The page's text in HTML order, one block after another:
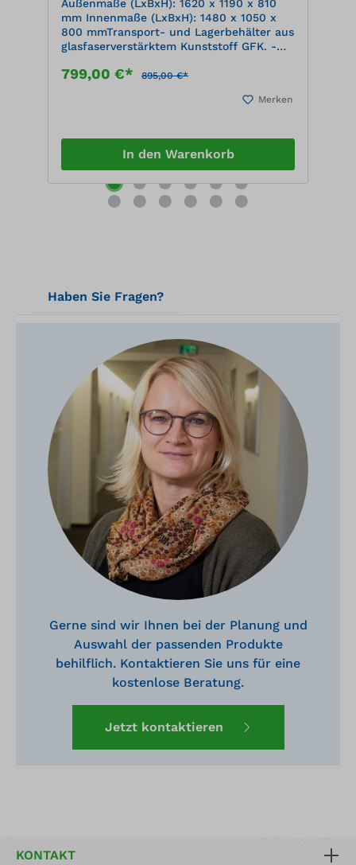
Außenmaße (LxBxH): 1620 x 1190 x 810
mm Innenmaße (LxBxH): 1480 x 1050 x
800 mmTransport- und Lagerbehälter aus
glasfaserverstärktem Kunststoff GFK. -
Griffrand - glatte Oberfläche - extrem
ineinander stapelbar - UV-beständig
799,00 €* 895,00 €*
Merken
In den Warenkorb
Haben Sie Fragen?
Gerne sind wir Ihnen bei der Planung und
Auswahl der passenden Produkte
behilflich. Kontaktieren Sie uns für eine
kostenlose Beratung.
Jetzt kontaktieren
KONTAKT